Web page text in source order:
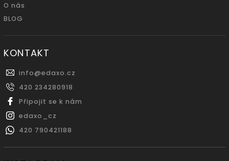
O nás
BLOG
KONTAKT
info@edaxo.cz
420 234280918
Připojit se k nám
edaxo_cz
420 790421188